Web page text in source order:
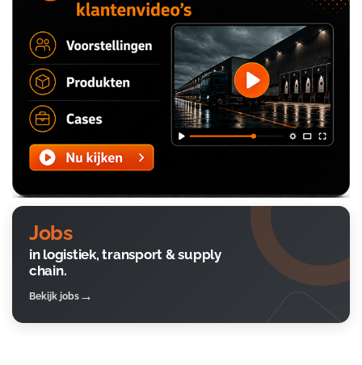
Jobs
in logistiek, transport & supply
chain.
Bekijk jobs